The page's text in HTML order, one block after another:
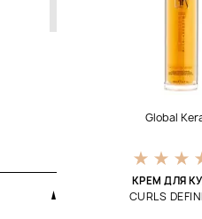
Global
КРЕМ ДЛЯ
CURLS